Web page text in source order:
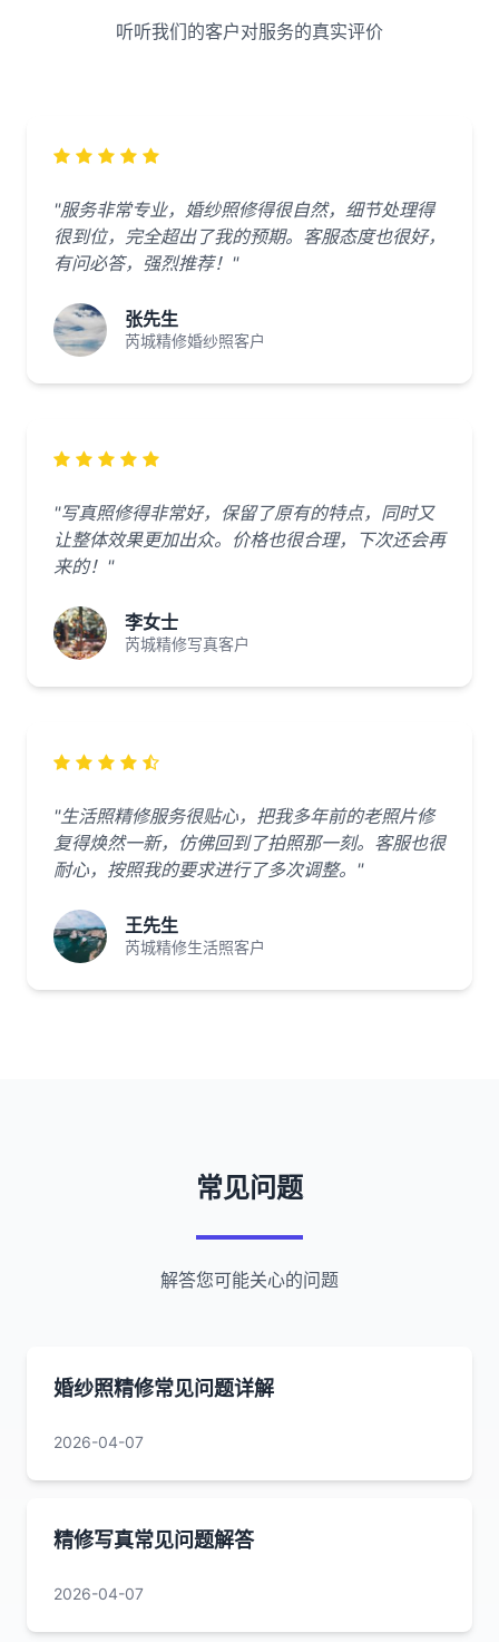
听听我们的客户对服务的真实评价
"服务非常专业，婚纱照修得很自然，细节处理得
很到位，完全超出了我的预期。客服态度也很好，
有问必答，强烈推荐！"
张先生
芮城精修婚纱照客户
"写真照修得非常好，保留了原有的特点，同时又
让整体效果更加出众。价格也很合理，下次还会再
来的！"
李女士
芮城精修写真客户
"生活照精修服务很贴心，把我多年前的老照片修
复得焕然一新，仿佛回到了拍照那一刻。客服也很
耐心，按照我的要求进行了多次调整。"
王先生
芮城精修生活照客户
常见问题
解答您可能关心的问题
婚纱照精修常见问题详解
2026-04-07
精修写真常见问题解答
2026-04-07